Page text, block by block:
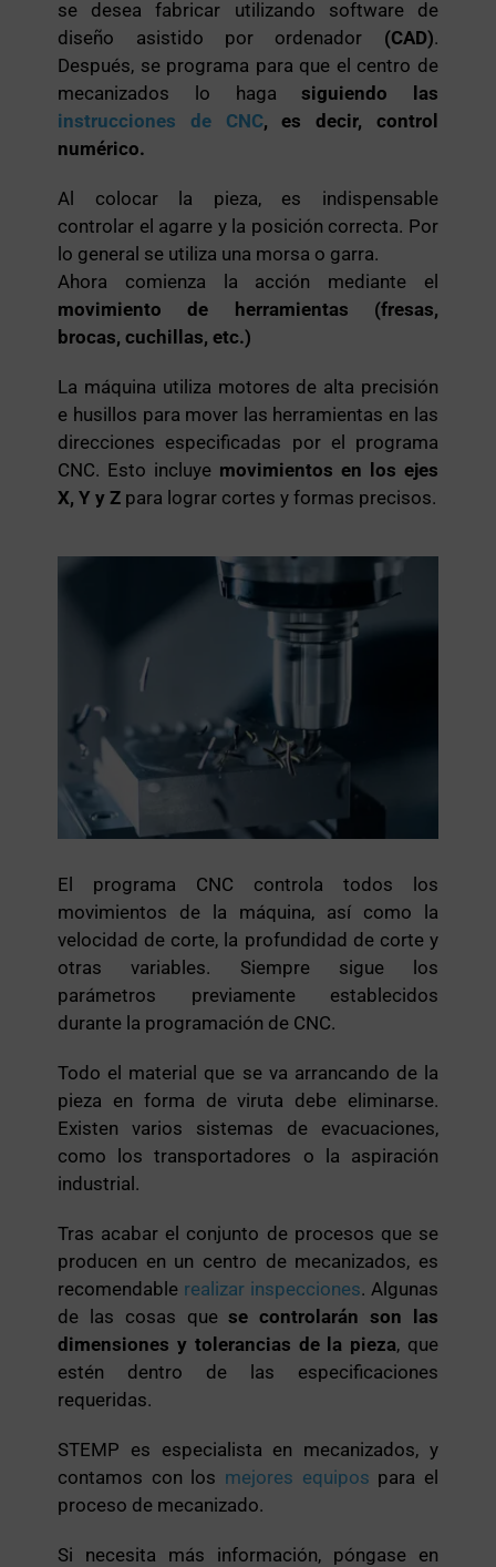
se desea fabricar utilizando software de
diseño asistido por ordenador (CAD).
Después, se programa para que el centro de
mecanizados lo hagasiguiendo las
instrucciones de CNC, es decir, control
numérico.
Al colocar la pieza, es indispensable
controlar el agarre y la posición correcta. Por
lo general se utiliza una morsa o garra.
Ahora comienza la acción mediante el
movimiento de herramientas (fresas,
brocas, cuchillas, etc.)
La máquina utiliza motores de alta precisión
e husillos para mover las herramientas en las
direcciones especificadas por el programa
CNC. Esto incluye movimientos en los ejes
X, Y y Z para lograr cortes y formas precisos.
El programa CNC controla todos los
movimientos de la máquina, así como la
velocidad de corte, la profundidad de corte y
otras variables. Siempre sigue los
parámetros previamente establecidos
durante la programación de CNC.
Todo el material que se va arrancando de la
pieza en forma de viruta debe eliminarse.
Existen varios sistemas de evacuaciones,
como los transportadores o la aspiración
industrial.
Tras acabar el conjunto de procesos que se
producen en un centro de mecanizados, es
recomendable realizar inspecciones. Algunas
de las cosas quese controlarán son las
dimensiones y tolerancias de la pieza, que
estén dentro de las especificaciones
requeridas.
STEMP es especialista en mecanizados, y
contamos con los mejores equipos para el
proceso de mecanizado.
Si necesita más información, póngase en